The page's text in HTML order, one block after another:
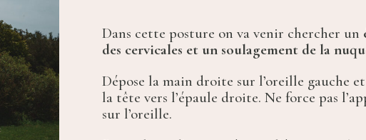
Dans cette posture on va venir chercher un
des cervicales et un soulagement de la
Dépose la main droite sur l’oreille gauche
la tête vers l’épaule droite. Ne force pas
sur l’oreille.